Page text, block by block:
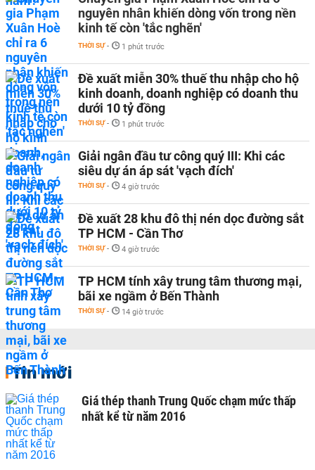
nguyên nhân khiến dòng vốn trong nền
kinh tế còn 'tắc nghẽn'
THỜI SỰ - 1 phút trước
Đề xuất miễn 30% thuế thu nhập cho hộ
kinh doanh, doanh nghiệp có doanh thu
dưới 10 tỷ đồng
THỜI SỰ - 1 phút trước
Giải ngân đầu tư công quý III: Khi các
siêu dự án áp sát 'vạch đích'
THỜI SỰ - 4 giờ trước
Đề xuất 28 khu đô thị nén dọc đường sắt
TP HCM - Cần Thơ
THỜI SỰ - 4 giờ trước
TP HCM tính xây trung tâm thương mại,
bãi xe ngầm ở Bến Thành
THỜI SỰ - 14 giờ trước
Tin mới
Giá thép thanh Trung Quốc chạm mức thấp
nhất kể từ năm 2016